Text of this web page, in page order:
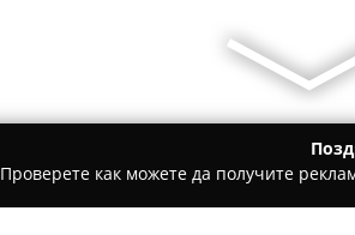
Проверете как можете да получите